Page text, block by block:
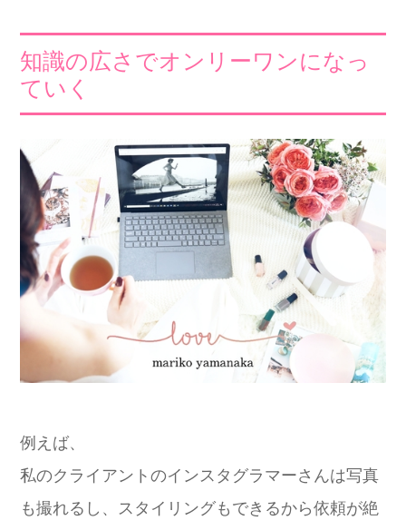
知識の広さでオンリーワンになっ
ていく
例えば、
私のクライアントのインスタグラマーさんは写真
も撮れるし、スタイリングもできるから依頼が絶